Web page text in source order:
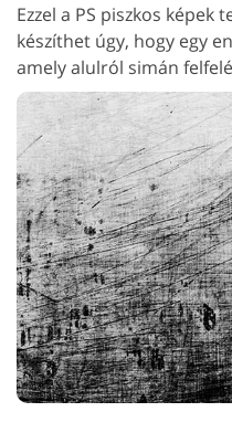
Ezzel a PS piszkos
készíthet úgy, hogy egy
amely alulról simán